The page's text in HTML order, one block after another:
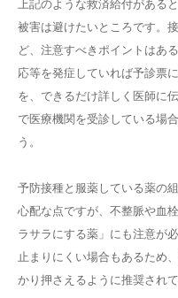
上記のような救済給付がある
被害は避けたいところです。
ど、注意すべきポイントはあ
応等を発症していれば予診票
を、できるだけ詳しく医師に
で医療機関を受診している場
う。
予防接種と服薬している薬の
心配な点ですが、不整脈や血
ラサラにする薬」にも注意が
止まりにくい場合もあるため
かり押さえるように推奨されて